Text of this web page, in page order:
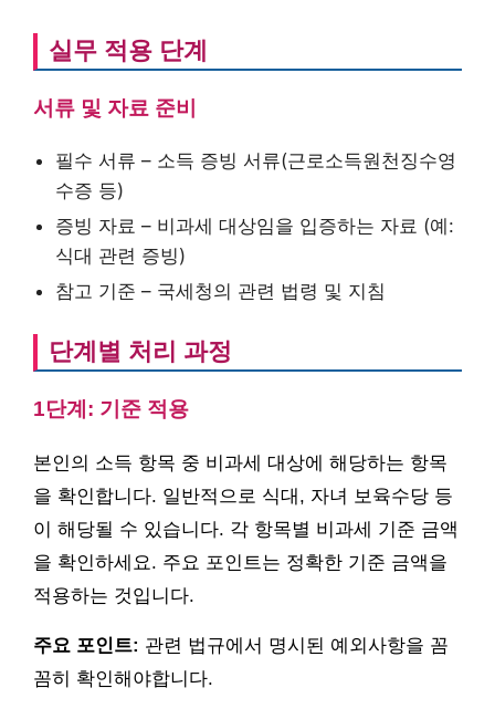
실무 적용 단계
서류 및 자료 준비
필수 서류 – 소득 증빙 서류(근로소득원천징수영
수증 등)
증빙 자료 – 비과세 대상임을 입증하는 자료 (예:
식대 관련 증빙)
참고 기준 – 국세청의 관련 법령 및 지침
단계별 처리 과정
1단계: 기준 적용
본인의 소득 항목 중 비과세 대상에 해당하는 항목
을 확인합니다. 일반적으로 식대, 자녀 보육수당 등
이 해당될 수 있습니다. 각 항목별 비과세 기준 금액
을 확인하세요. 주요 포인트는 정확한 기준 금액을
적용하는 것입니다.
주요 포인트: 관련 법규에서 명시된 예외사항을 꼼
꼼히 확인해야합니다.